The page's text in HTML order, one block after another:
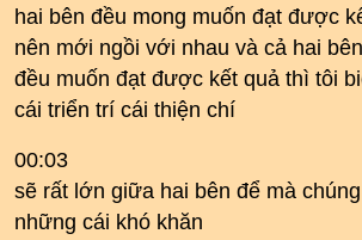
hai bên đều mong muốn đạt được
nên mới ngồi với nhau và cả hai bên
đều muốn đạt được kết quả thì tôi
cái triển trí cái thiện chí
00:03
sẽ rất lớn giữa hai bên để mà
những cái khó khăn